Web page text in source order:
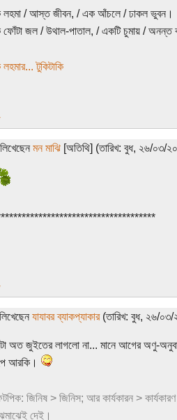
/ আস্ত জীবন, / এক আঁচলে / ঢাকল ভুবন।
জল / উথাল-পাতাল, / একটি চুমায় / অনন্ত
টুকিটাকি
মন মাঝি[অতিথি] (তারিখ: বুধ, ২৬/০৩/
যাযাবর ব্যাকপ্যাকার(তারিখ: বুধ, ২৬/
অত জুইতের লাগলো না... মানে আগের অণু-
আরকি।
জিনিষ > জিনিস; আর কার্যকারন >
দেই।